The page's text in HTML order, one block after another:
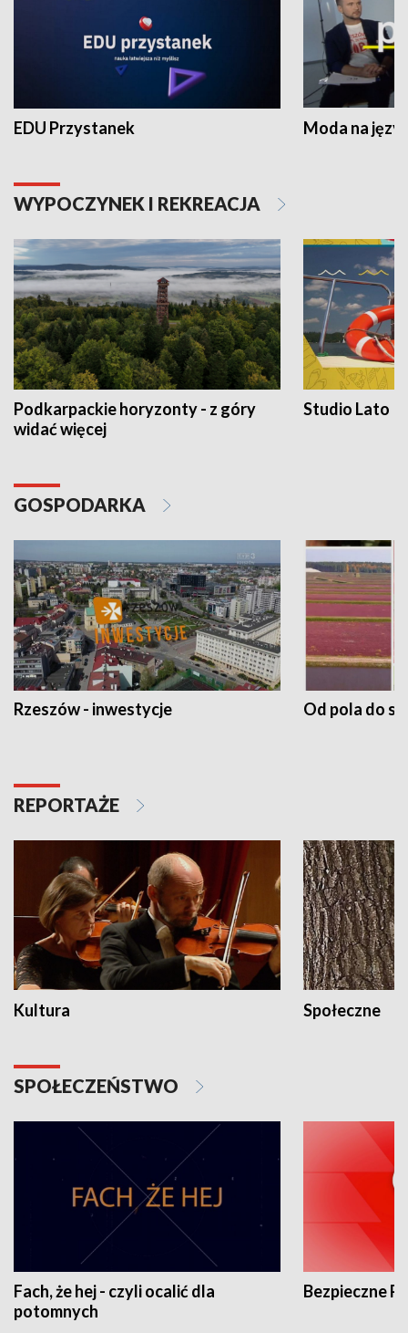
EDU Przystanek Moda na
WYPOCZYNEK I REKREACJA
Podkarpackie horyzonty - z góry
widać więcej
Studio Lato
GOSPODARKA
Rzeszów - inwestycje Od pola do
REPORTAŻE
Kultura Społeczne
SPOŁECZEŃSTWO
Fach, że hej - czyli ocalić dla
potomnych
Bezpieczne